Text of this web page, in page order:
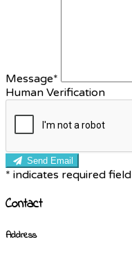
Message*
Human Verification
Send Email
* indicates required field
Contact
Address